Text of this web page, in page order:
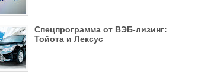
Спецпрограмма от ВЭБ-лизинг:
Тойота и Лексус